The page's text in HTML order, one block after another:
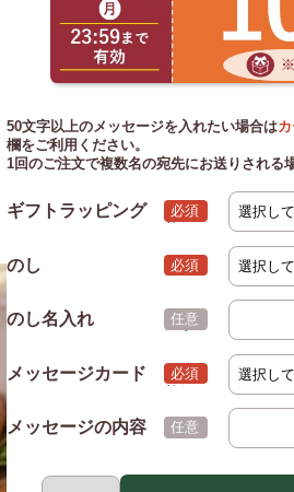
50文字以上のメッセージを入れたい場合は
欄をご利用ください。
1回のご注文で複数名の宛先にお送りされる
ギフトラッピング
のし
のし名入れ
メッセージカード
メッセージの内容